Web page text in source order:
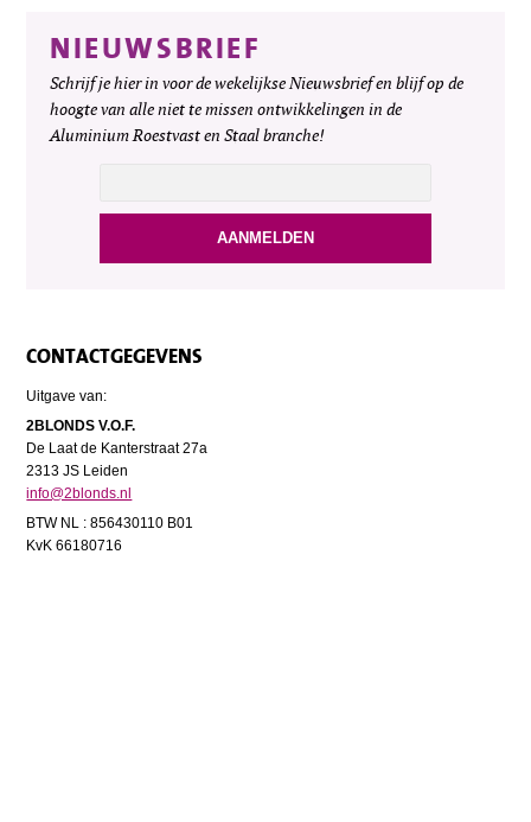
NIEUWSBRIEF
Schrijf je hier in voor de wekelijkse Nieuwsbrief en blijf op de
hoogte van alle niet te missen ontwikkelingen in de
Aluminium Roestvast en Staal branche!
CONTACTGEGEVENS
Uitgave van:
2BLONDS V.O.F.
De Laat de Kanterstraat 27a
2313 JS Leiden
info@2blonds.nl
BTW NL : 856430110 B01
KvK 66180716